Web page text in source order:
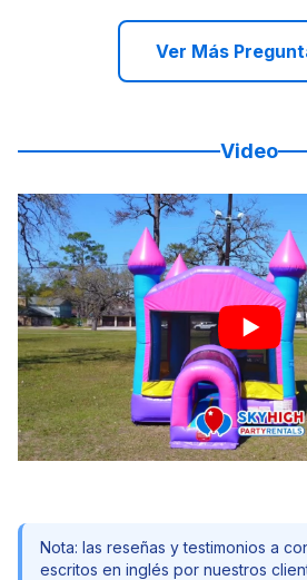
Ver Más
Video
Nota: las reseñas y testimonios a
escritos en inglés por nuestros